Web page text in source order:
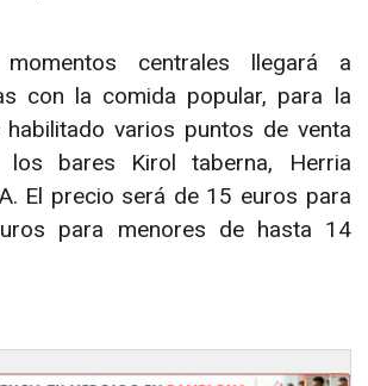
centrales llegará a
con la comida popular, para la
varios puntos de venta
bares Kirol taberna, Herria
El precio será de 15 euros para
para menores de hasta 14